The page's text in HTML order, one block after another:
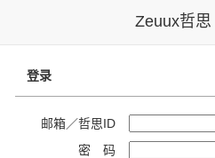
Zeuux哲思
登录
邮箱／哲思ID
密 码